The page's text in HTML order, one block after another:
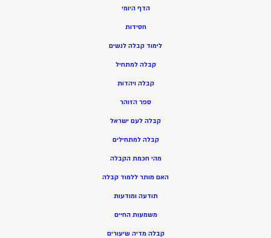
הדף היומי
חסידות
לימוד קבלה לנשים
קבלה למתחיל
קבלה ויהדות
ספר הזוהר
קבלה לעם ישראל
קבלה למתחילים
מהי חכמת הקבלה
האם מותר ללמוד קבלה
תודעה ומודעות
משמעות החיים
קבלה מדיה שיעורים